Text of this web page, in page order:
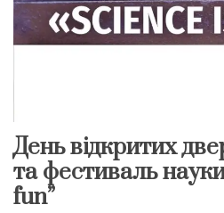
День відкритих
та фестиваль
fun”